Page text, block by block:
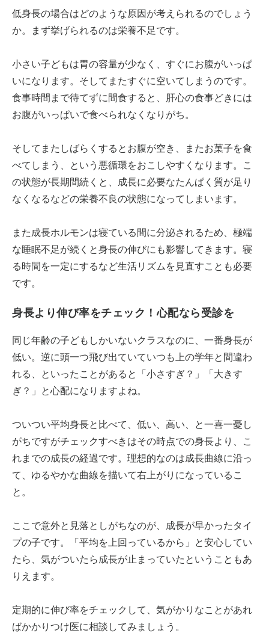
低身長の場合はどのような原因が考えられるのでしょう
か。まず挙げられるのは栄養不足です。
小さい子どもは胃の容量が少なく、すぐにお腹がいっぱ
いになります。そしてまたすぐに空いてしまうのです。
食事時間まで待てずに間食すると、肝心の食事どきには
お腹がいっぱいで食べられなくなりがち。
そしてまたしばらくするとお腹が空き、またお菓子を食
べてしまう、という悪循環をおこしやすくなります。こ
の状態が長期間続くと、成長に必要なたんぱく質が足り
なくなるなどの栄養不良の状態になってしまいます。
また成長ホルモンは寝ている間に分泌されるため、極端
な睡眠不足が続くと身長の伸びにも影響してきます。寝
る時間を一定にするなど生活リズムを見直すことも必要
です。
身長より伸び率をチェック！心配なら受診を
同じ年齢の子どもしかいないクラスなのに、一番身長が
低い。逆に頭一つ飛び出ていていつも上の学年と間違わ
れる、といったことがあると「小さすぎ？」「大きす
ぎ？」と心配になりますよね。
ついつい平均身長と比べて、低い、高い、と一喜一憂し
がちですがチェックすべきはその時点での身長より、こ
れまでの成長の経過です。理想的なのは成長曲線に沿っ
て、ゆるやかな曲線を描いて右上がりになっているこ
と。
ここで意外と見落としがちなのが、成長が早かったタイ
プの子です。「平均を上回っているから」と安心してい
たら、気がついたら成長が止まっていたということもあ
りえます。
定期的に伸び率をチェックして、気がかりなことがあれ
ばかかりつけ医に相談してみましょう。